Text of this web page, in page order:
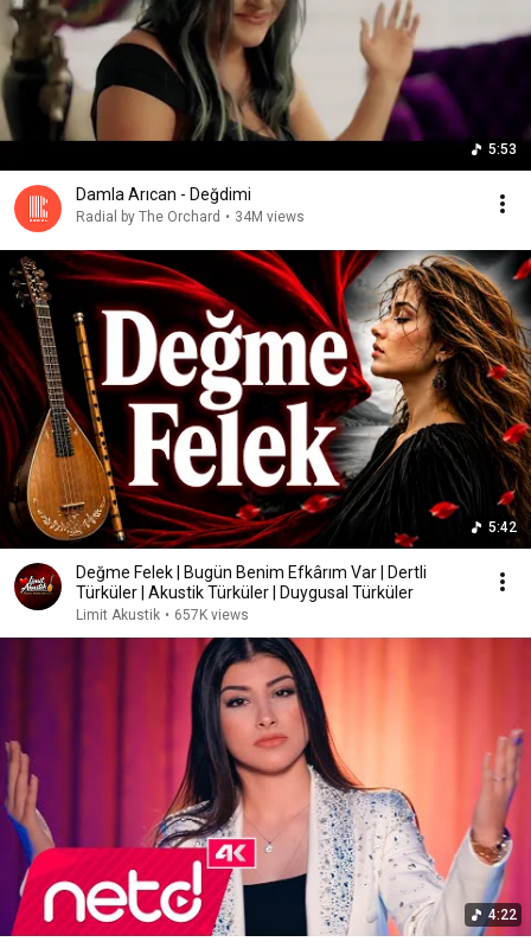
5:53
Damla Arıcan - Değdimi
Radial by The Orchard • 34M views
5:42
Değme Felek | Bugün Benim Efkârım Var | Dertli
Türküler | Akustik Türküler | Duygusal Türküler
Limit Akustik • 657K views
4:22